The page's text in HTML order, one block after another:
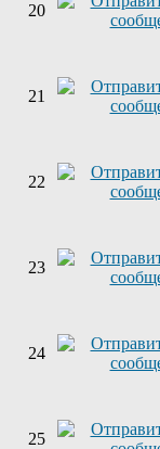
20
21
22
23
24
25